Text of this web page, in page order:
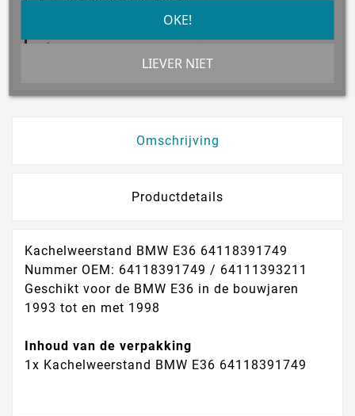
Omschrijving
Productdetails
Kachelweerstand BMW E36 64118391749
Nummer OEM: 64118391749 / 64111393211
Geschikt voor de BMW E36 in de bouwjaren
1993 tot en met 1998
Inhoud van de verpakking
1x Kachelweerstand BMW E36 64118391749
LIEVER NIET
OKE!